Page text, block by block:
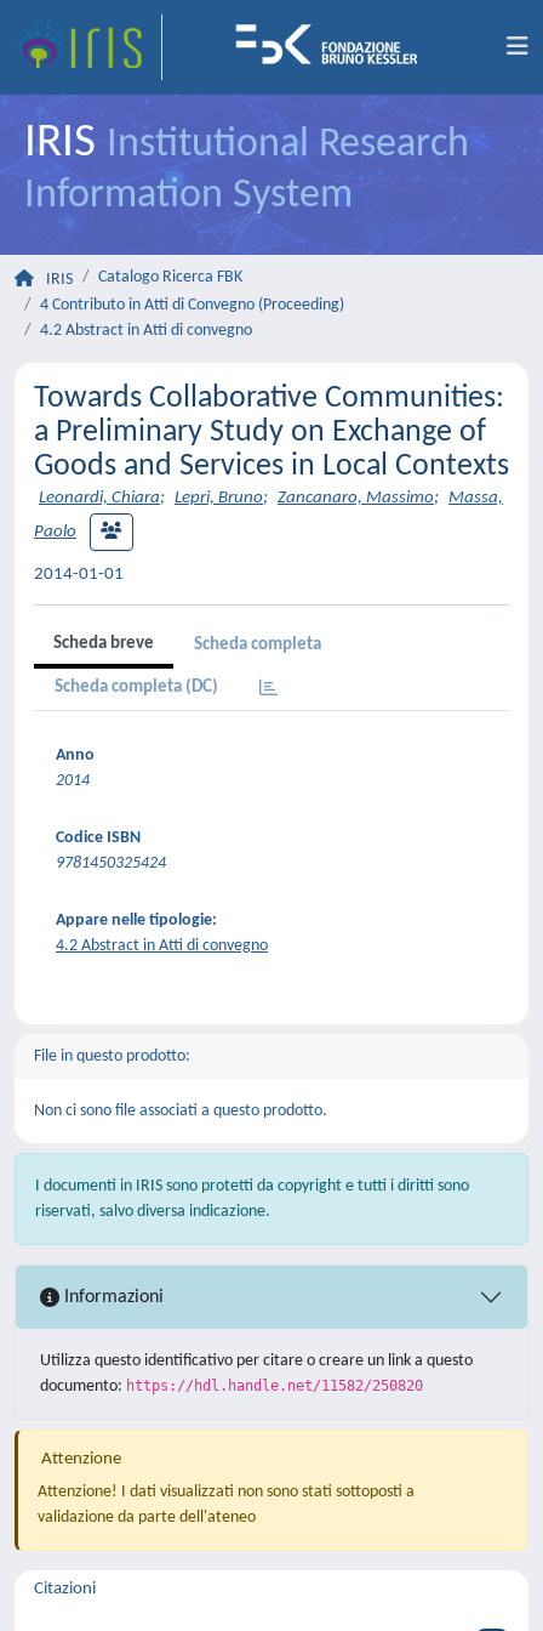
IRIS Institutional Research
Information System
IRIS
Catalogo Ricerca FBK
4 Contributo in Atti di Convegno (Proceeding)
4.2 Abstract in Atti di convegno
Towards Collaborative Communities:
a Preliminary Study on Exchange of
Goods and Services in Local Contexts
Leonardi, Chiara; Lepri, Bruno; Zancanaro, Massimo; Massa,
Paolo
2014-01-01
Scheda breve Scheda completa
Scheda completa (DC)
Anno
2014
Codice ISBN
9781450325424
Appare nelle tipologie:
4.2 Abstract in Atti di convegno
File in questo prodotto:
Non ci sono file associati a questo prodotto.
I documenti in IRIS sono protetti da copyright e tutti i diritti sono
riservati, salvo diversa indicazione.
Informazioni
Utilizza questo identificativo per citare o creare un link a questo
documento: https://hdl.handle.net/11582/250820
Attenzione
Attenzione! I dati visualizzati non sono stati sottoposti a
validazione da parte dell'ateneo
Citazioni